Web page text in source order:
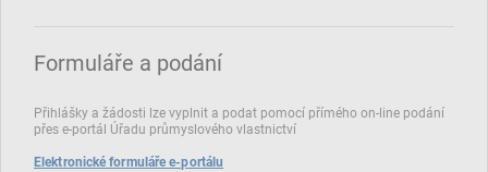
Formuláře a podání
Přihlášky a žádosti lze vyplnit a podat pomocí přímého on‑line podání
přes e‑portál Úřadu průmyslového vlastnictví
Elektronické formuláře e-portálu